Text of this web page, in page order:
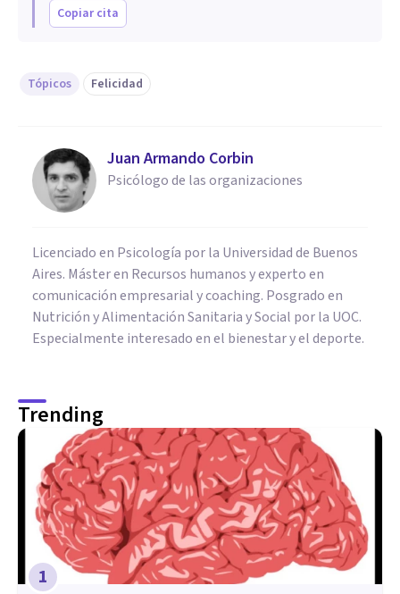
Copiar cita
Tópicos Felicidad
Juan Armando Corbin
Psicólogo de las organizaciones
Licenciado en Psicología por la Universidad de Buenos
Aires. Máster en Recursos humanos y experto en
comunicación empresarial y coaching. Posgrado en
Nutrición y Alimentación Sanitaria y Social por la UOC.
Especialmente interesado en el bienestar y el deporte.
Trending
1